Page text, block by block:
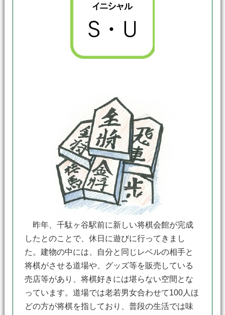
昨年、千駄ヶ谷駅前に新しい将棋会館が完成
したとのことで、休日に遊びに行ってきまし
た。建物の中には、自分と同じレベルの相手と
将棋がさせる道場や、グッズ等を販売している
売店等があり、将棋好きには堪らない空間とな
っています。道場では老若男女合わせて100人ほ
どの方が将棋を指しており、普段の生活では味